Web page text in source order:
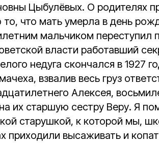
Цыбулёвых. О родителях
то, что мать умерла в день
мальчиком переступил
власти работавший
недуга скончался в 1927
взвалив весь груз
Алексея,
их старшую сестру Веру. Я
старушкой, к которой мы,
приходили высаживать и